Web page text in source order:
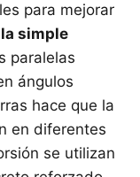
para mejorar
simple
paralelas
ángulos
hace que la
en diferentes
se utilizan